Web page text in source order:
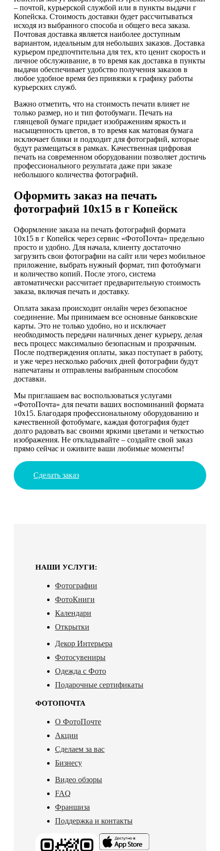
– почтой, курьерской службой или в пункты выдачи г
Копейска. Стоимость доставки будет рассчитываться
исходя из выбранного способа и общего веса заказа.
Почтовая доставка является наиболее доступным
вариантом, идеальным для небольших заказов. Доставка
курьером предпочтительна для тех, кто ценит скорость и
личное обслуживание, в то время как доставка в пункты
выдачи обеспечивает удобство получения заказов в
любое удобное время без привязки к графику работы
курьерских служб.
Важно отметить, что на стоимость печати влияет не
только размер, но и тип фотобумаги. Печать на
глянцевой бумаге придает изображениям яркость и
насыщенность цветов, в то время как матовая бумага
исключает блики и подходит для фотографий, которые
будут размещаться в рамках. Качественная цифровая
печать на современном оборудовании позволяет достичь
профессионального результата даже при заказе
небольшого количества фотографий.
Оформить заказ на печать
фотографий 10х15 в г Копейск
Оформление заказа на печать фотографий формата
10х15 в г Копейск через сервис «ФотоПочта» предельно
просто и удобно. Для начала, клиенту достаточно
загрузить свои фотографии на сайт или через мобильное
приложение, выбрать нужный формат, тип фотобумаги
и количество копий. После этого, система
автоматически рассчитает предварительную стоимость
заказа, включая печать и доставку.
Оплата заказа происходит онлайн через безопасное
соединение. Мы принимаем все основные банковские
карты. Это не только удобно, но и исключает
необходимость передачи наличных денег курьеру, делая
весь процесс максимально безопасным и прозрачным.
После подтверждения оплаты, заказ поступает в работу,
и уже через несколько рабочих дней фотографии будут
напечатаны и отправлены выбранным способом
доставки.
Мы приглашаем вас воспользоваться услугами
«ФотоПочта» для печати ваших воспоминаний формата
10х15. Благодаря профессиональному оборудованию и
качественной фотобумаге, каждая фотография будет
долго радовать вас своими яркими цветами и четкостью
изображения. Не откладывайте – создайте свой заказ
прямо сейчас и оживите ваши любимые моменты!
Сделать заказ
НАШИ УСЛУГИ:
Фотографии
ФотоКниги
Календари
Открытки
Декор Интерьера
Фотосувениры
Одежда с Фото
Подарочные сертификаты
ФОТОПОЧТА
О ФотоПочте
Акции
Сделаем за вас
Бизнесу
Видео обзоры
FAQ
Франшиза
Поддержка и контакты